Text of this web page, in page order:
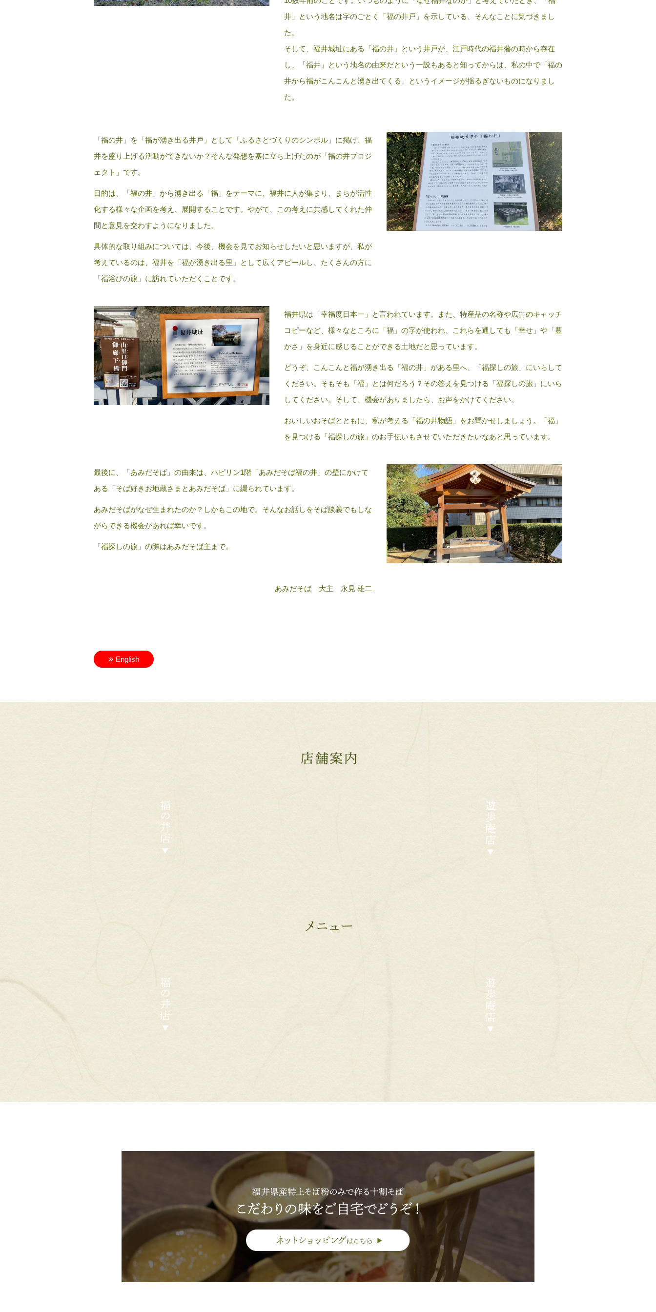
井」という地名は字のごとく「福の井戸」を示している、そんなことに気づきまし
た。
そして、福井城址にある「福の井」という井戸が、江戸時代の福井藩の時から存在
し、「福井」という地名の由来だという一説もあると知ってからは、私の中で「福の
井から福がこんこんと湧き出てくる」というイメージが揺るぎないものになりまし
た。
「福の井」を「福が湧き出る井戸」として「ふるさとづくりのシンボル」に掲げ、福
井を盛り上げる活動ができないか？そんな発想を基に立ち上げたのが「福の井プロジ
ェクト」です。
目的は、「福の井」から湧き出る「福」をテーマに、福井に人が集まり、まちが活性
化する様々な企画を考え、展開することです。やがて、この考えに共感してくれた仲
間と意見を交わすようになりました。
具体的な取り組みについては、今後、機会を見てお知らせしたいと思いますが、私が
考えているのは、福井を「福が湧き出る里」として広くアピールし、たくさんの方に
「福浴びの旅」に訪れていただくことです。
福井県は「幸福度日本一」と言われています。また、特産品の名称や広告のキャッチ
コピーなど、様々なところに「福」の字が使われ、これらを通しても「幸せ」や「豊
かさ」を身近に感じることができる土地だと思っています。
どうぞ、こんこんと福が湧き出る「福の井」がある里へ、「福探しの旅」にいらして
ください。そもそも「福」とは何だろう？その答えを見つける「福探しの旅」にいら
してください。そして、機会がありましたら、お声をかけてください。
おいしいおそばとともに、私が考える「福の井物語」をお聞かせしましょう。「福」
を見つける「福探しの旅」のお手伝いもさせていただきたいなあと思っています。
最後に、「あみだそば」の由来は、ハピリン1階「あみだそば福の井」の壁にかけて
ある「そば好きお地蔵さまとあみだそば」に綴られています。
あみだそばがなぜ生まれたのか？しかもこの地で。そんなお話しをそば談義でもしな
がらできる機会があれば幸いです。
「福探しの旅」の際はあみだそば主まで。
あみだそば 大主 永見 雄二
English